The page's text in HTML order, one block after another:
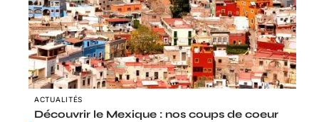
ACTUALITÉS
Découvrir le Mexique : nos coups de coeur